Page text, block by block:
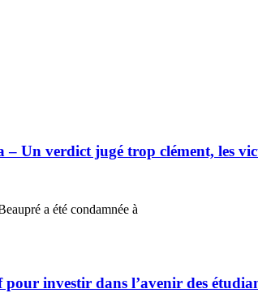
Un verdict jugé trop clément, les
a été condamnée à
pour investir dans l’avenir des